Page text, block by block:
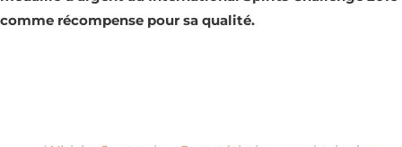
comme récompense pour sa qualité.